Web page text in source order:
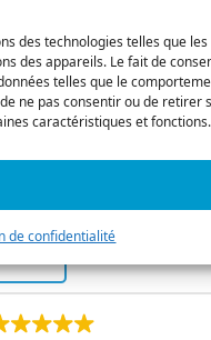
des technologies telles que les
des appareils. Le fait de
telles que le
ne pas consentir ou de retirer
caractéristiques et fonctions.
de confidentialité
Sondages et voix du client
Admin Tools
Gestion des données,